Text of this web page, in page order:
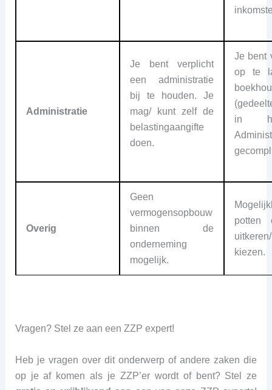
Administratie
Je bent verplicht
een administratie
bij te houden. Je
mag/ kunt zelf de
belastingaangifte
doen.
Je bent
op te
in het
Overig
Geen
vermogensopbouw
binnen de
onderneming
mogelijk.
potten
kiezen.
Vragen? Stel ze aan een ZZP expert!
Heb je vragen over dit onderwerp of andere zaken die
op je af komen als je ZZP’er wordt of bent? Stel ze